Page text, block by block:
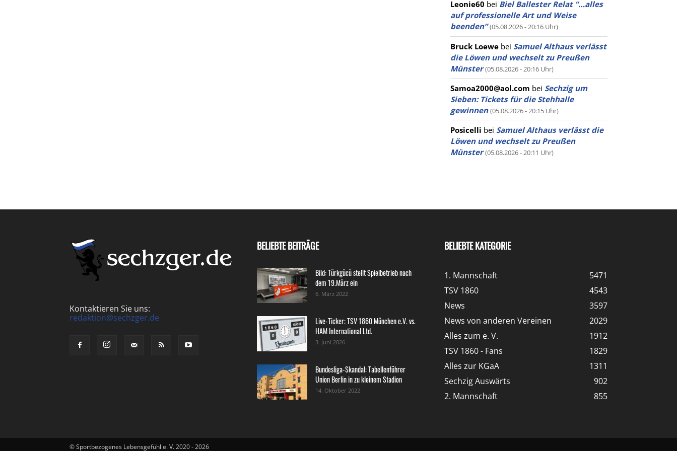
Leonie60 bei Biel Ballester Relat “…alles
auf professionelle Art und Weise
beenden” (05.08.2026 - 20:16 Uhr)
Bruck Loewe bei Samuel Althaus verlässt
die Löwen und wechselt zu Preußen
Münster (05.08.2026 - 20:16 Uhr)
Samoa2000@aol.com bei Sechzig um
Sieben: Tickets für die Stehhalle
gewinnen (05.08.2026 - 20:15 Uhr)
Posicelli bei Samuel Althaus verlässt die
Löwen und wechselt zu Preußen
Münster (05.08.2026 - 20:11 Uhr)
Kontaktieren Sie uns:
redaktion@sechzger.de
BELIEBTE BEITRÄGE
Bild: Türkgücü stellt Spielbetrieb nach
dem 19.März ein
6. März 2022
Live-Ticker: TSV 1860 München e.V. vs.
HAM International Ltd.
3. Juni 2026
Bundesliga-Skandal: Tabellenführer
Union Berlin in zu kleinem Stadion
14. Oktober 2022
BELIEBTE KATEGORIE
1. Mannschaft
5471
TSV 1860
4543
News
3597
News von anderen Vereinen
2029
Alles zum e. V.
1912
TSV 1860 - Fans
1829
Alles zur KGaA
1311
Sechzig Auswärts
902
2. Mannschaft
855
© Sportbezogenes Lebensgefühl e. V. 2020 - 2026